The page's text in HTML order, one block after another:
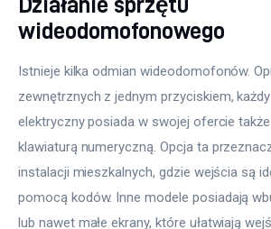
wideodomofonowego
Istnieje kilka odmian wideodomofonów.
zewnętrznych z jednym przyciskiem,
elektryczny posiada w swojej ofercie
klawiaturą numeryczną. Opcja ta
instalacji mieszkalnych, gdzie wejścia są
pomocą kodów. Inne modele posiadają
lub nawet małe ekrany, które ułatwiają